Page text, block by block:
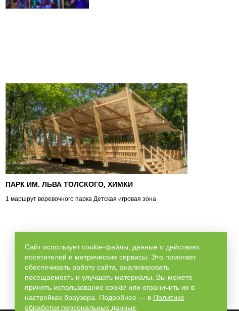
ПАРК ИМ. ЛЬВА ТОЛСКОГО, ХИМКИ
1 маршрут веревочного парка Детская игровая зона
Сайт использует cookie-файлы, данные о действиях
посетителей и метрические сервисы. Это помогает
обеспечивать работу сайта, анализировать
посещаемость и улучшать материалы. Вы можете
принять использование cookie или ограничить их в
настройках браузера. Подробнее — в Политике
обработки персональных данных